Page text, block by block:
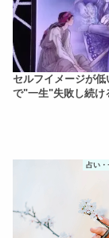
セルフイメージが低
で"一生"失敗し続け
占い・